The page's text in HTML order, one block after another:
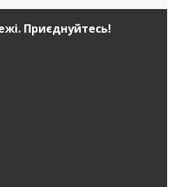
Приєднуйтесь!